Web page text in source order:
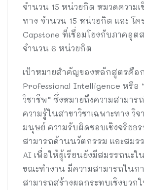
จำนวน 15 หน่วยกิต หมวดความเ
ทาง จำนวน 15 หน่วยกิต และ โค
Capstone ที่เชื่อมโยงกับภาคอุต
จำนวน 6 หน่วยกิต
เป้าหมายสำคัญของหลักสูตรคือ
Professional Intelligence หรือ
วิชาชีพ” ซึ่งหมายถึงความสามา
ความรู้ในสาขาวิชาเฉพาะทาง วิ
มนุษย์ ความรับผิดชอบเชิงจริยธร
สามารถด้านนวัตกรรม และสมร
AI เพื่อให้ผู้เรียนยังมีสมรรถนะใ
ขณะทำงาน มีความสามารถในก
สามารถสร้างผลกระทบเชิงบวก